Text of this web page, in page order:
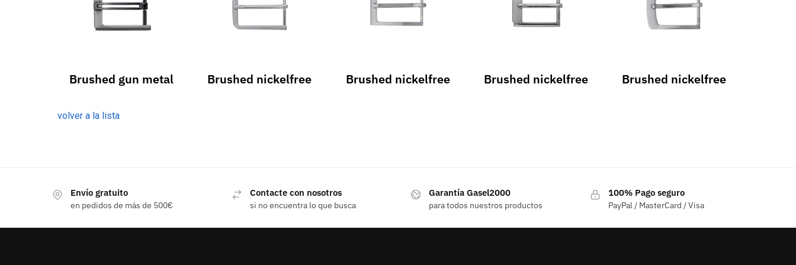
Brushed gun metal Brushed nickelfree Brushed nickelfree Brushed nickelfree Brushed nickelfree
volver a la lista
Envío gratuito
en pedidos de más de 500€
Contacte con nosotros
si no encuentra lo que busca
Garantía Gasel2000
para todos nuestros productos
100% Pago seguro
PayPal / MasterCard / Visa